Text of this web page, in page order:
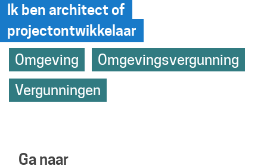
Ik ben architect of
projectontwikkelaar
Hoofdthemas
Omgeving
Omgevingsvergunning
Vergunningen
Ga naar